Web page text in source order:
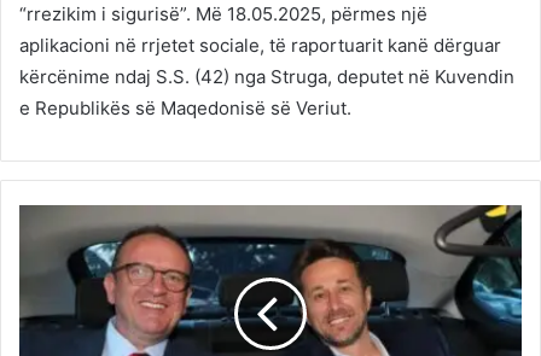
“rrezikim i sigurisë”. Më 18.05.2025, përmes një
aplikacioni në rrjetet sociale, të raportuarit kanë dërguar
kërcënime ndaj S.S. (42) nga Struga, deputet në Kuvendin
e Republikës së Maqedonisë së Veriut.